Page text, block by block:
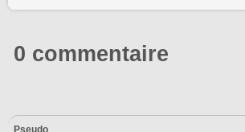
0 commentaire
Pseudo